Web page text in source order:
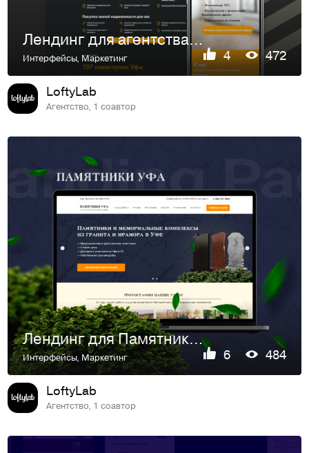
Лендинг для агентства недвижимости
Интерфейсы, Маркетинг 4 472
LoftyLab
Агентство, 1 соавтор
Лендинг для Памятники Уфа
Интерфейсы, Маркетинг 6 484
LoftyLab
Агентство, 1 соавтор